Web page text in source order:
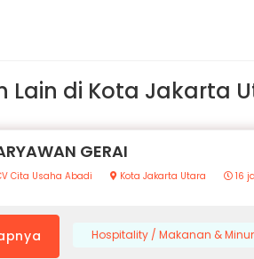
Lain di Kota Jakarta
GERAI
Cita Usaha Abadi Kota Jakarta Utara 16
Hospitality / Makanan &